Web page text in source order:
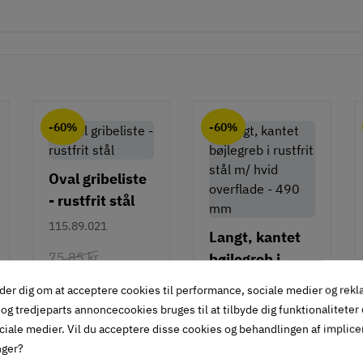
-60%
Oval gribeliste
- rustfrit stål
115.89.021
75,85 kr
30,34
Inkl. moms
-60%
Langt, kantet
bøjlegreb i
hvid overflade
- 490 mm
110.71.000
81,05 kr
-60%
dig om at acceptere cookies til performance, sociale medier og
tredjeparts annoncecookies bruges til at tilbyde dig funktionaliteter
medier. Vil du acceptere disse cookies og behandlingen af